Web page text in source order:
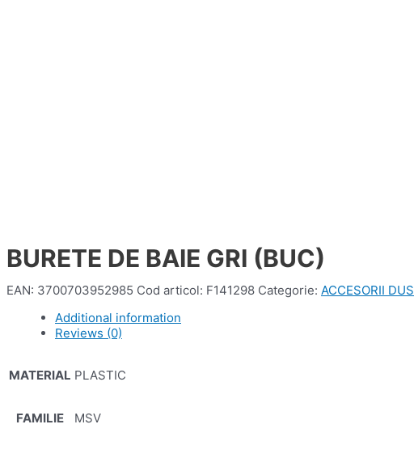
BURETE DE BAIE GRI (BUC)
EAN: 3700703952985 Cod articol: F141298 Categorie: ACCESORII DUS
Additional information
Reviews (0)
MATERIAL PLASTIC
FAMILIE MSV